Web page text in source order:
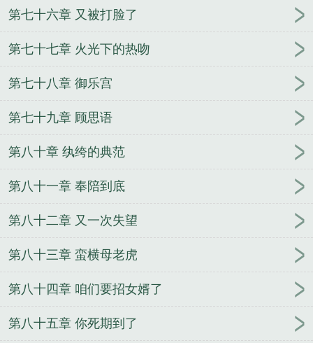
第七十六章 又被打脸了
第七十七章 火光下的热吻
第七十八章 御乐宫
第七十九章 顾思语
第八十章 纨绔的典范
第八十一章 奉陪到底
第八十二章 又一次失望
第八十三章 蛮横母老虎
第八十四章 咱们要招女婿了
第八十五章 你死期到了